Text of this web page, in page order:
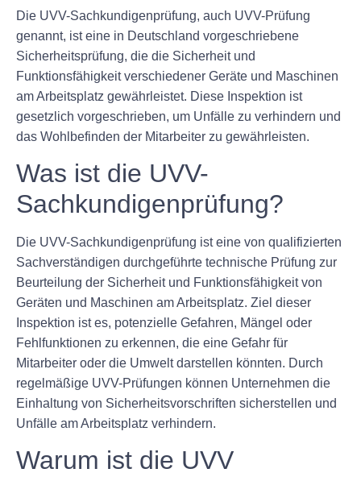
Die UVV-Sachkundigenprüfung, auch UVV-Prüfung
genannt, ist eine in Deutschland vorgeschriebene
Sicherheitsprüfung, die die Sicherheit und
Funktionsfähigkeit verschiedener Geräte und Maschinen
am Arbeitsplatz gewährleistet. Diese Inspektion ist
gesetzlich vorgeschrieben, um Unfälle zu verhindern und
das Wohlbefinden der Mitarbeiter zu gewährleisten.
Was ist die UVV-
Sachkundigenprüfung?
Die UVV-Sachkundigenprüfung ist eine von qualifizierten
Sachverständigen durchgeführte technische Prüfung zur
Beurteilung der Sicherheit und Funktionsfähigkeit von
Geräten und Maschinen am Arbeitsplatz. Ziel dieser
Inspektion ist es, potenzielle Gefahren, Mängel oder
Fehlfunktionen zu erkennen, die eine Gefahr für
Mitarbeiter oder die Umwelt darstellen könnten. Durch
regelmäßige UVV-Prüfungen können Unternehmen die
Einhaltung von Sicherheitsvorschriften sicherstellen und
Unfälle am Arbeitsplatz verhindern.
Warum ist die UVV